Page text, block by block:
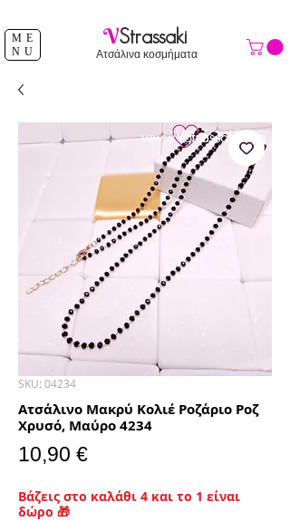
ME
NU
VStrassaki
Ατσάλινα κοσμήματα
SKU: 04234
Ατσάλινο Μακρύ Κολιέ Ροζάριο Ροζ
Χρυσό, Μαύρο 4234
10,90 €Τιμή
Βάζεις στο καλάθι 4 και το 1 είναι
δώρο 🎁